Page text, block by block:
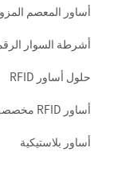
أساور المعصم
أشرطة السوار
حلول أساور RFID
أساور RFID مخصصة
أساور بلاستيكية